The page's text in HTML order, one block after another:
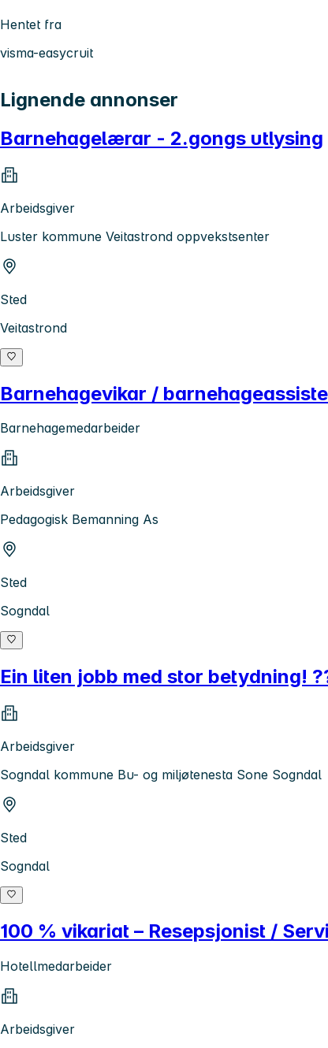
Hentet fra
visma-easycruit
Lignende annonser
Barnehagelærar - 2.gongs utlysing
Arbeidsgiver
Luster kommune Veitastrond oppvekstsenter
Sted
Veitastrond
Barnehagevikar /
Barnehagemedarbeider
Arbeidsgiver
Pedagogisk Bemanning As
Sted
Sogndal
Ein liten jobb med stor betydning!
Arbeidsgiver
Sogndal kommune Bu- og miljøtenesta Sone Sogndal
Sted
Sogndal
100 % vikariat – Resepsjonist /
Hotellmedarbeider
Arbeidsgiver